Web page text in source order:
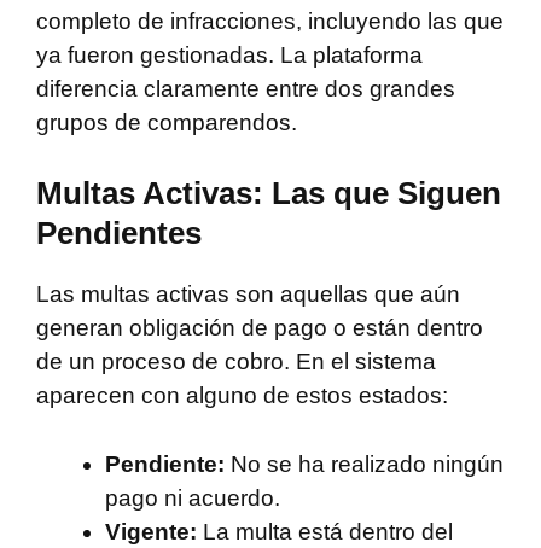
completo de infracciones, incluyendo las que
ya fueron gestionadas. La plataforma
diferencia claramente entre dos grandes
grupos de comparendos.
Multas Activas: Las que Siguen
Pendientes
Las multas activas son aquellas que aún
generan obligación de pago o están dentro
de un proceso de cobro. En el sistema
aparecen con alguno de estos estados:
Pendiente: No se ha realizado ningún
pago ni acuerdo.
Vigente: La multa está dentro del